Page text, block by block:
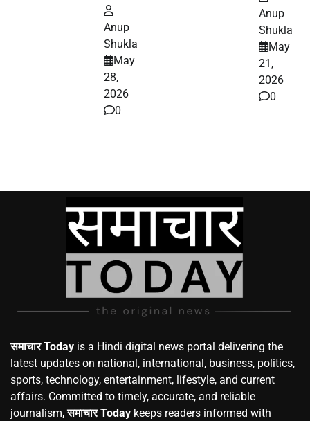
पर हुईं वायरल
Anup
Shukla
May
28,
2026
0
Anup
Shukla
May
21,
2026
0
समाचार Today is a Hindi digital news portal delivering the
latest updates on national, international, business, politics,
sports, technology, entertainment, lifestyle, and current
affairs. Committed to timely, accurate, and reliable
journalism,समाचार Today keeps readers informed with